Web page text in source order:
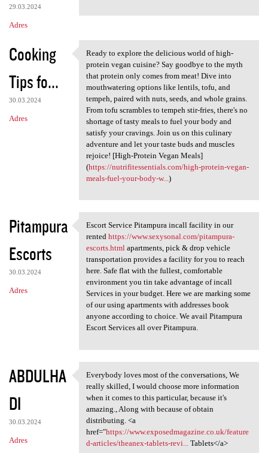
29.03.2024
Adres
Cooking
Tips fo...
30.03.2024
Adres
Ready to explore the
Ready to explore the delicious world of high-
protein vegan cuisine? Say goodbye to the myth
that protein only comes from meat! Dive into
mouthwatering options like lentils, tofu, and
tempeh, paired with nuts, seeds, and whole grains.
From tofu scrambles to tempeh stir-fries, there's no
shortage of tasty meals to fuel your body and
satisfy your cravings. Join us on this culinary
adventure and let your taste buds and muscles
rejoice! [High-Protein Vegan Meals]
(https://nutrifitessentials.com/high-protein-vegan-
meals-fuel-your-body-w... )
Pitampura
Escorts
30.03.2024
Adres
Escort Service Pitampura
Escort Service Pitampura incall facility in our
rented https://www.sexysonal.com/pitampura-
escorts.htmlapartments, pick & drop vehicle
transportation provides a facility for you to reach
here. Safe flat with the fullest, comfortable
environment you tin take advantage of incall
Services in your budget. Here we are marking some
of our using apartments with addresses book
anyone according to choice. We avail Pitampura
Escort Services all over Pitampura.
ABDULHA
DI
30.03.2024
Adres
Everybody loves most of the
Everybody loves most of the conversations, We
really skilled, I would choose more information
when it comes to this particular, because it's
amazing., Along with because of obtain
distributing. <a
href="https://www.exposedmagazine.co.uk/feature
d-articles/theanex-tablets-revi...
Tablets</a>